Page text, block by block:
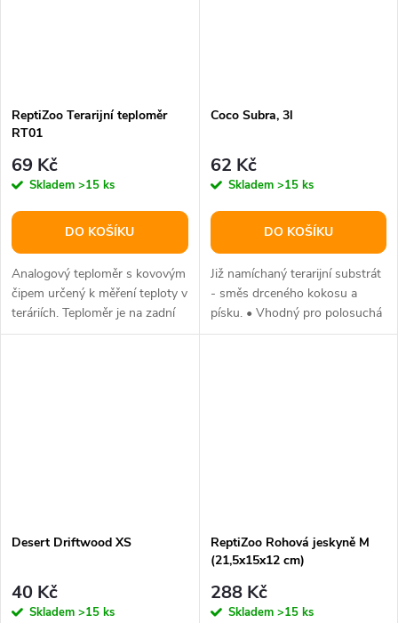
ReptiZoo Terarijní teploměr
RT01
69 Kč
Skladem >15 ks
DO KOŠÍKU
Analogový teploměr s kovovým
čipem určený k měření teploty v
teráriích. Teploměr je na zadní
straně opatřen odolnou...
Coco Subra, 3l
62 Kč
Skladem >15 ks
DO KOŠÍKU
Již namíchaný terarijní substrát
- směs drceného kokosu a
písku. • Vhodný pro polosuchá
až vlhká teráriaBalení: 3 l
Desert Driftwood XS
40 Kč
Skladem >15 ks
ReptiZoo Rohová jeskyně M
(21,5x15x12 cm)
288 Kč
Skladem >15 ks